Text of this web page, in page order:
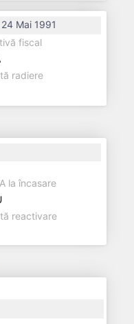
Mai 1991
fiscal
radiere
la încasare
reactivare